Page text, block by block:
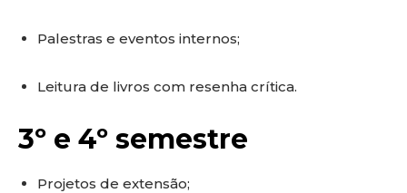
Palestras e eventos internos;
Leitura de livros com resenha crítica.
3º e 4º semestre
Projetos de extensão;